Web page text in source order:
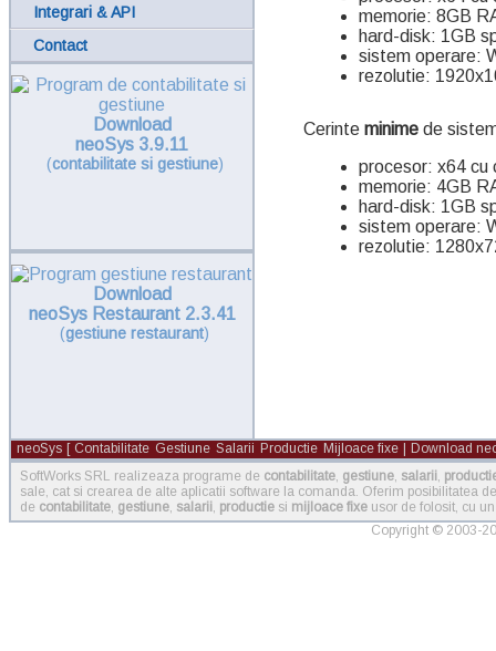
Integrari & API
Contact
Download
neoSys 3.9.11
(contabilitate si gestiune)
Download
neoSys Restaurant 2.3.41
(gestiune restaurant)
memorie: 8GB
hard-disk: 1GB
sistem operare:
rezolutie:
Cerinte minime de
procesor: x64 cu
memorie: 4GB
hard-disk: 1GB
sistem operare:
rezolutie:
neoSys [ Contabilitate Gestiune Salarii Productie Mijloace fixe
Download
SoftWorks SRL realizeaza programe de contabilitate, gestiune, salarii,
sale, cat si crearea de alte aplicatii software la comanda. Oferim posibilitatea
de contabilitate, gestiune, salarii, productie si mijloace fixe usor de folosit, cu
Copyright © 2003-